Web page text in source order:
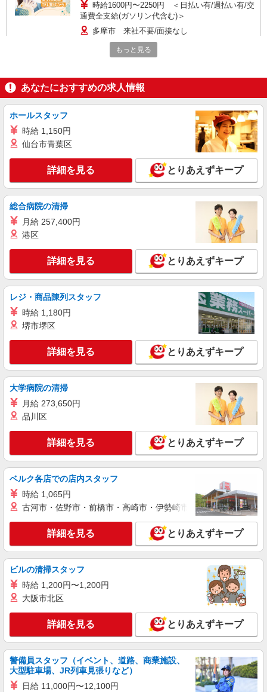
時給1600円〜2250円 ＜日払い有/週払い有/交
通費全支給(ガソリン代含む)＞
多摩市 来社不要/面接なし
職業紹介
株式会社kotrio /●YK-S-2096833
正社員で採用します。最短2週間で内定でま
【正社員】月給240,000〜400,000円 ・基本
給：200,000円〜220,000円 ・資格手当：10,000〜
30,000円 ・役職手当：10,000〜70,000円 ・処遇改
善手当：20,000〜60,000円（勤続年数、保有資格
により変動） ・固定残業手当：20,000円（10時
間） ※固定残業時間を超過する場合には超過勤務
手当として別途支給 ・夜勤手当：10,000円/1回
歓迎 ・認知症介護基礎研修 ・初任者研修 ・実務
東京都多摩市
キープ 詳細を見る
派遣社員
株式会社kotrio /●TC-H-1992836
京王多摩センター｜シニア向けマンションで夜
時給1600円〜2250円 ＜日払い有/週払い有/交
通費全支給(ガソリン代含む)＞
多摩市
詳細を見る
株式会社kotrio /●YK-S-2114753
≪聖蹟桜ケ丘駅≫未経験歓迎！高級老人ホーム
時給1550円〜2312円 ＜交通費全支給(ガソリ
詳細を見る
派遣社員
株式会社kotrio /●TC-H-1992668
聖蹟桜ケ丘＊グループホームSTAFF＊生活の
時給1600円〜2250円 ＜日払い有/週払い有/交
通費全支給(ガソリン代含む)＞
多摩市 聖蹟桜ヶ丘
キープ 詳細を見る
株式会社kotrio /●TC-H-2010417
京王多摩センター駅＊少人数グルホで利用者さ
んと家事や掃除等♪
時給1600円〜2250円 ＜日払い有/週払い有/交
通費全支給(ガソリン代含む)＞
多摩市
もっと見る
あなたにおすすめの求人情報
ホールスタッフ
時給 1,150円
仙台市青葉区
詳細を見る とりあえずキープ
総合病院の清掃
月給 257,400円
港区
詳細を見る とりあえずキープ
レジ・商品陳列スタッフ
時給 1,180円
堺市堺区
詳細を見る とりあえずキープ
大学病院の清掃
月給 273,650円
品川区
詳細を見る とりあえずキープ
ベルク各店での店内スタッフ
時給 1,065円
古河市・佐野市・前橋市・高崎市・伊勢崎市・太田市・館林市
詳細を見る とりあえずキープ
ビルの清掃スタッフ
時給 1,200円〜1,200円
大阪市北区
詳細を見る とりあえずキープ
警備員スタッフ（イベント、道路、商業施設、
大型駐車場、JR列車見張りなど）
日給 11,000円〜12,100円